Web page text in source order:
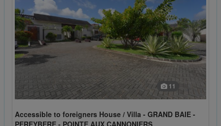
11
Accessible to foreigners House / Villa - GRAND BAIE -
PEREYBERE - POINTE AUX CANNONIERS